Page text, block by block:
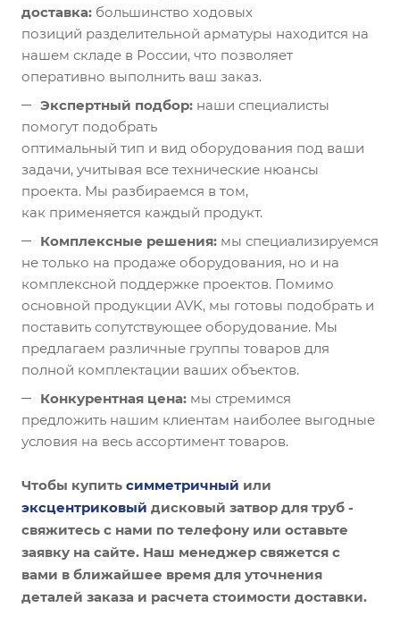
доставка: большинство ходовых
позиций разделительной арматуры находится на
нашем складе в России, что позволяет
оперативно выполнить ваш заказ.
Экспертный подбор: наши специалисты
помогут подобрать
оптимальный тип и вид оборудования под ваши
задачи, учитывая все технические нюансы
проекта. Мы разбираемся в том,
как применяется каждый продукт.
Комплексные решения: мы специализируемся
не только на продаже оборудования, но и на
комплексной поддержке проектов. Помимо
основной продукции AVK, мы готовы подобрать и
поставить сопутствующее оборудование. Мы
предлагаем различные группы товаров для
полной комплектации ваших объектов.
Конкурентная цена: мы стремимся
предложить нашим клиентам наиболее выгодные
условия на весь ассортимент товаров.
Чтобы купить симметричный или
эксцентриковый дисковый затвор для труб -
свяжитесь с нами по телефону или оставьте
заявку на сайте. Наш менеджер свяжется с
вами в ближайшее время для уточнения
деталей заказа и расчета стоимости доставки.